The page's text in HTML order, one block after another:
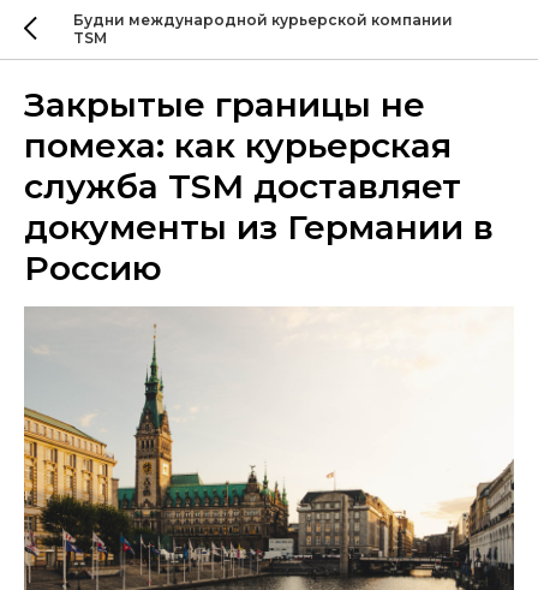
Будни международной курьерской компании
TSM
Закрытые границы не
помеха: как курьерская
служба TSM доставляет
документы из Германии в
Россию